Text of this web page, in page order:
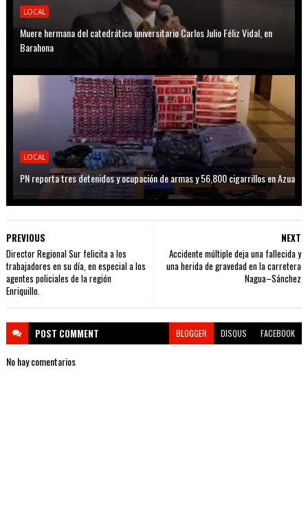
LOCAL
Muere hermana del catedrático universitario Carlos Julio Féliz Vidal, en
Barahona
LOCAL
PN reporta tres detenidos y ocupación de armas y 56,800 cigarrillos en Azua
NEXT
Accidente múltiple deja una fallecida y
una herida de gravedad en la carretera
Nagua–Sánchez
PREVIOUS
Director Regional Sur felicita a los
trabajadores en su día, en especial a los
agentes policiales de la región
Enriquillo.
POST COMMENT BLOGGER DISQUS FACEBOOK
No hay comentarios